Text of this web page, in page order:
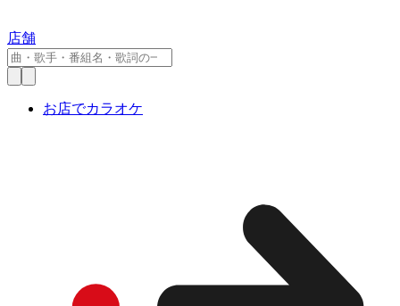
店舗
お店でカラオケ